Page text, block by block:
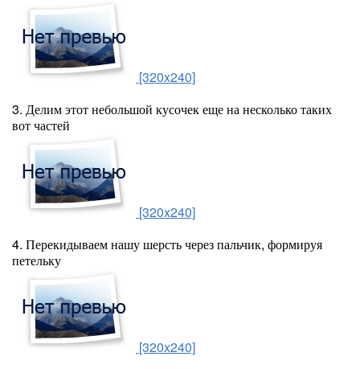
[320x240]
3. Делим этот небольшой кусочек еще на несколько таких
вот частей
[320x240]
4. Перекидываем нашу шерсть через пальчик, формируя
петельку
[320x240]